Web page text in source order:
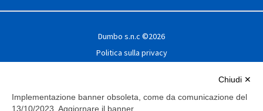
Dumbo s.n.c ©2026
Politica sulla privacy
Modifica preferenze Cookie
Chiudi ✕
Implementazione banner obsoleta, come da comunicazione del
13/10/2023. Aggiornare il banner.